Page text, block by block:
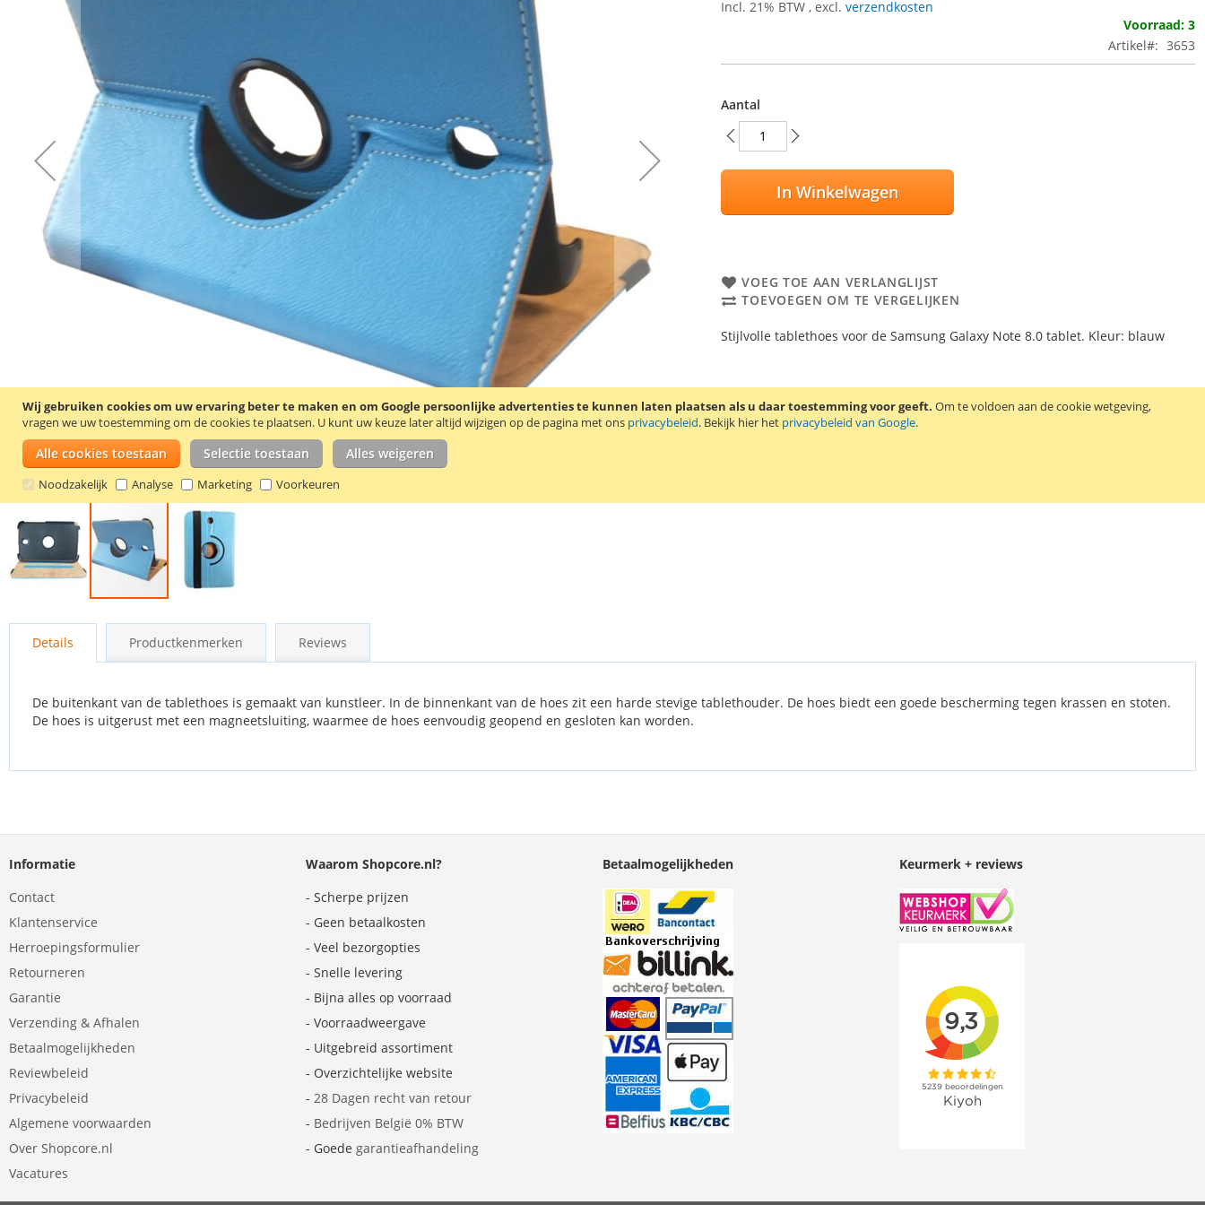
Wij gebruiken cookies om uw ervaring beter te maken en om Google persoonlijke advertenties te kunnen laten plaatsen als u daar toestemming voor geeft. Om te voldoen aan de cookie wetgeving,
vragen we uw toestemming om de cookies te plaatsen. U kunt uw keuze later altijd wijzigen op de pagina met ons privacybeleid. Bekijk hier het privacybeleid van Google.
Alle cookies toestaan Selectie toestaan Alles weigeren
Noodzakelijk Analyse Marketing Voorkeuren
naar
afbeeldingen-
Incl. 21% BTW, excl.verzendkosten
Voorraad: 3
Artikel
3653
Aantal
In Winkelwagen
VOEG TOE AAN VERLANGLIJST
TOEVOEGEN OM TE VERGELIJKEN
Stijlvolle tablethoes voor de Samsung Galaxy Note 8.0 tablet. Kleur: blauw
Details Productkenmerken Reviews
De buitenkant van de tablethoes is gemaakt van kunstleer. In de binnenkant van de hoes zit een harde stevige tablethouder. De hoes biedt een goede bescherming tegen krassen en stoten.
De hoes is uitgerust met een magneetsluiting, waarmee de hoes eenvoudig geopend en gesloten kan worden.
Informatie
Contact
Klantenservice
Herroepingsformulier
Retourneren
Garantie
Verzending & Afhalen
Betaalmogelijkheden
Reviewbeleid
Privacybeleid
Algemene voorwaarden
Over Shopcore.nl
Vacatures
Waarom Shopcore.nl?
- Scherpe prijzen
- Geen betaalkosten
- Veel bezorgopties
- Snelle levering
- Bijna alles op voorraad
- Voorraadweergave
- Uitgebreid assortiment
- Overzichtelijke website
- 28 Dagen recht van retour
- Bedrijven België 0% BTW
- Goede garantieafhandeling
Betaalmogelijkheden Keurmerk + reviews